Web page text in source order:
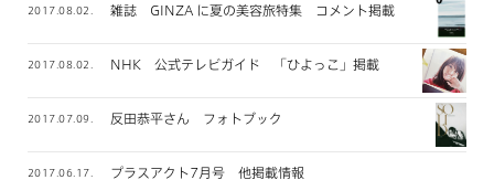
2017.08.02. 雑誌 GINZA に夏の美容旅特集 コメント掲載
2017.08.02. NHK 公式テレビガイド 「ひよっこ」掲載
2017.07.09. 反田恭平さん フォトブック
2017.06.17. プラスアクト7月号 他掲載情報